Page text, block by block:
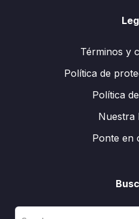
Términos y
Política de
Política
Nuestra
Ponte en
Search